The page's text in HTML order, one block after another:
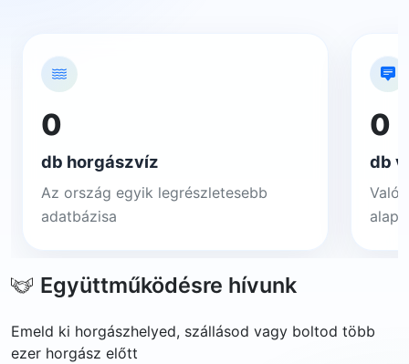
0
db horgászvíz
Az ország egyik legrészletesebb
adatbázisa
0
db
Együttműködésre hívunk
Emeld ki horgászhelyed, szállásod vagy boltod több
ezer horgász előtt